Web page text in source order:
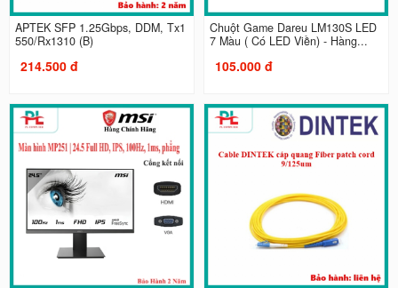
APTEK SFP 1.25Gbps, DDM, Tx1
550/Rx1310 (B)
214.500 đ
Chuột Game Dareu LM130S LED
7 Màu ( Có LED Viền) - Hàng...
105.000 đ